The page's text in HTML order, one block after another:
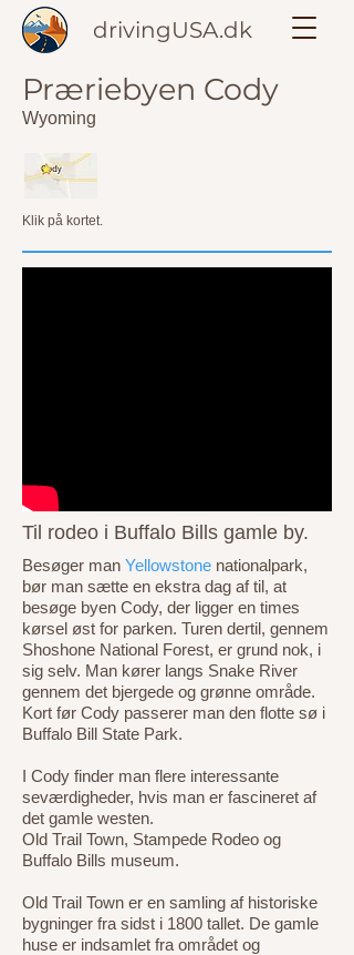
drivingUSA.dk
Præriebyen Cody
Wyoming
Klik på kortet.
Til rodeo i Buffalo Bills gamle by.
Besøger man Yellowstone nationalpark,
bør man sætte en ekstra dag af til, at
besøge byen Cody, der ligger en times
kørsel øst for parken. Turen dertil, gennem
Shoshone National Forest, er grund nok, i
sig selv. Man kører langs Snake River
gennem det bjergede og grønne område.
Kort før Cody passerer man den flotte sø i
Buffalo Bill State Park.
I Cody finder man flere interessante
seværdigheder, hvis man er fascineret af
det gamle westen.
Old Trail Town, Stampede Rodeo og
Buffalo Bills museum.
Old Trail Town er en samling af historiske
bygninger fra sidst i 1800 tallet. De gamle
huse er indsamlet fra området og